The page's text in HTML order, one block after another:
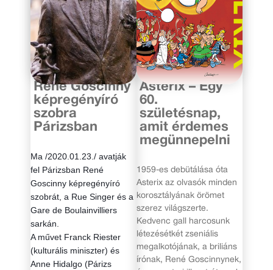
2020. január 23.
René Goscinny
képregényíró
szobra
Párizsban
Ma /2020.01.23./ avatják
fel Párizsban René
Goscinny képregényíró
szobrát, a Rue Singer és a
Gare de Boulainvilliers
sarkán.
A művet Franck Riester
(kulturális miniszter) és
Anne Hidalgo (Párizs
2019. szeptember 24.
Asterix – Egy
60.
születésnap,
amit érdemes
megünnepelni
1959-es debütálása óta
Asterix az olvasók minden
korosztályának örömet
szerez világszerte.
Kedvenc gall harcosunk
létezésétkét zseniális
megalkotójának, a briliáns
írónak, René Goscinnynek,